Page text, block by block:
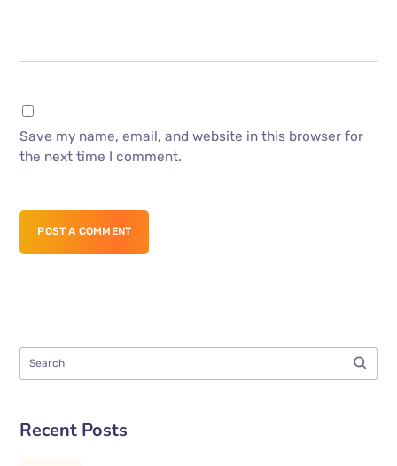
Save my name, email, and website in this browser for
the next time I comment.
POST A COMMENT
Recent Posts